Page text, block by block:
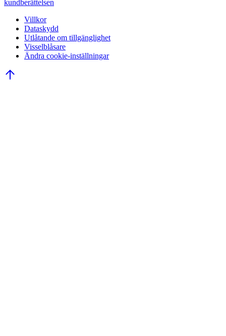
kundberättelsen
Villkor
Dataskydd
Utlåtande om tillgänglighet
Visselblåsare
Ändra cookie-inställningar